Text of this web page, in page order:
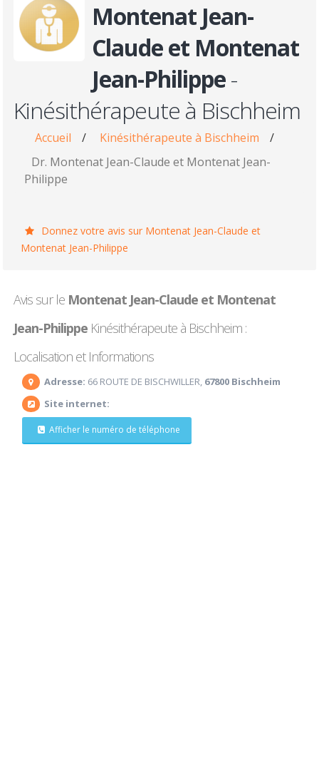
Montenat Jean-
Claude et Montenat
Jean-Philippe-
Kinésithérapeute à Bischheim
Accueil / Kinésithérapeute à Bischheim
/
Dr. Montenat Jean-Claude et Montenat Jean-
Philippe
Donnez votre avis sur Montenat Jean-Claude et
Montenat Jean-Philippe
Avis sur le Montenat Jean-Claude et Montenat
Jean-Philippe Kinésithérapeute à Bischheim :
Localisation et Informations
Adresse: 66 ROUTE DE BISCHWILLER, 67800 Bischheim
Site internet:
Afficher le numéro de téléphone